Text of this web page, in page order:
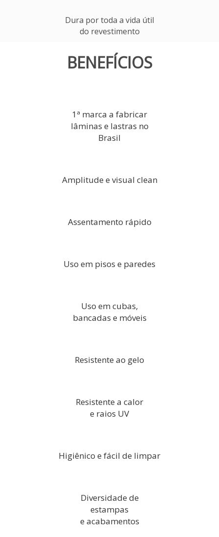
Dura por toda a vida útil
do revestimento
BENEFÍCIOS
1ª marca a fabricar
lâminas e lastras no
Brasil
Amplitude e visual clean
Assentamento rápido
Uso em pisos e paredes
Uso em cubas,
bancadas e móveis
Resistente ao gelo
Resistente a calor
e raios UV
Higiênico e fácil de limpar
Diversidade de
estampas
e acabamentos